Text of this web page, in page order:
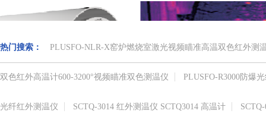
热门搜索： PLUSFO-NLR-X窑炉燃烧室激光视频瞄准高温双色红外测
双色红外高温计​600-3200°视频瞄准​双色测温仪 PLUSFO-R3000防爆
光纤红外测温仪 SCTQ-3014 红外测温仪 SCTQ3014 高温计